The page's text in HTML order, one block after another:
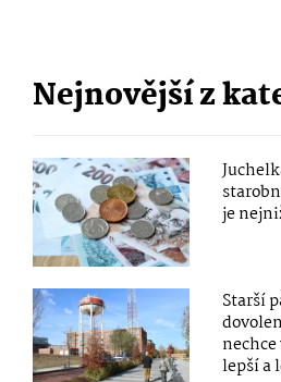
Nejnovější z
je
Starší
lepší a